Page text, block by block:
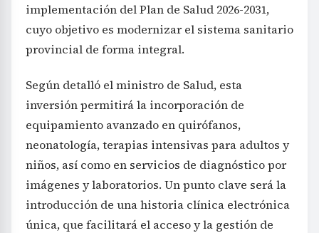
implementación del Plan de Salud 2026-2031,
cuyo objetivo es modernizar el sistema sanitario
provincial de forma integral.
Según detalló el ministro de Salud, esta
inversión permitirá la incorporación de
equipamiento avanzado en quirófanos,
neonatología, terapias intensivas para adultos y
niños, así como en servicios de diagnóstico por
imágenes y laboratorios. Un punto clave será la
introducción de una historia clínica electrónica
única, que facilitará el acceso y la gestión de